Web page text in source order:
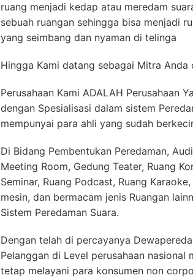
ruang menjadi kedap atau meredam
sebuah ruangan sehingga bisa menjadi
yang seimbang dan nyaman di telinga
Hingga Kami datang sebagai Mitra
Perusahaan Kami ADALAH Perusahaan
dengan Spesialisasi dalam sistem
mempunyai para ahli yang sudah
Di Bidang Pembentukan Peredaman,
Meeting Room, Gedung Teater, Ruang
Seminar, Ruang Podcast, Ruang
mesin, dan bermacam jenis Ruangan
Sistem Peredaman Suara.
Dengan telah di percayanya
Pelanggan di Level perusahaan nasional
tetap melayani para konsumen non